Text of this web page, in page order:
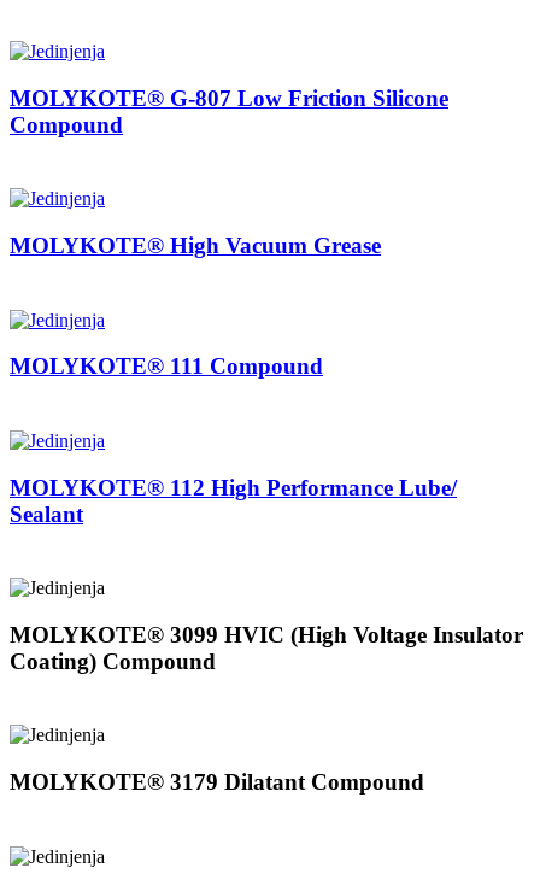
MOLYKOTE® G-807 Low Friction Silicone
Compound
MOLYKOTE® High Vacuum Grease
MOLYKOTE® 111 Compound
MOLYKOTE® 112 High Performance Lube/
Sealant
MOLYKOTE® 3099 HVIC (High Voltage Insulator
Coating) Compound
MOLYKOTE® 3179 Dilatant Compound